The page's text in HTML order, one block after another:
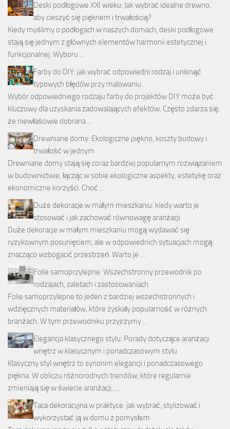
Deski podłogowe XXI wieku: Jak wybrać idealne drewno,
aby cieszyć się pięknem i trwałością?
Kiedy myślimy o podłogach w naszych domach, deski podłogowe
stają się jednym z głównych elementów harmonii estetycznej i
funkcjonalnej. Wyboru …
Farby do DIY: jak wybrać odpowiedni rodzaj i uniknąć
typowych błędów przy malowaniu
Wybór odpowiedniego rodzaju farby do projektów DIY może być
kluczowy dla uzyskania zadowalających efektów. Często zdarza się,
że niewłaściwie dobrana …
Drewniane domy: Ekologiczne piękno, koszty budowy i
trwałość w jednym
Drewniane domy stają się coraz bardziej popularnym rozwiązaniem
w budownictwie, łącząc w sobie ekologiczne aspekty, estetykę oraz
ekonomiczne korzyści. Choć …
Duże dekoracje w małym mieszkaniu: kiedy warto je
stosować i jak zachować równowagę aranżacji
Duże dekoracje w małym mieszkaniu mogą wydawać się
ryzykownym posunięciem, ale w odpowiednich sytuacjach mogą
znacząco wzbogacić przestrzeń. Warto je …
Folie samoprzylepne: Wszechstronny przewodnik po
rodzajach, zaletach i zastosowaniach
Folie samoprzylepne to jeden z bardziej wszechstronnych i
wdzięcznych materiałów, które zyskały popularność w różnych
branżach. W tym przewodniku przyjrzymy …
Elegancja klasycznego stylu: Porady dotyczące aranżacji
wnętrz w klasycznym i ponadczasowym stylu
Klasyczny styl wnętrz to synonim elegancji i ponadczasowego
piękna. W obliczu różnorodnych trendów, które regularnie
zmieniają się w świecie aranżacji, …
Taca dekoracyjna w praktyce: jak wybrać, stylizować i
wykorzystać ją w domu z pomysłem